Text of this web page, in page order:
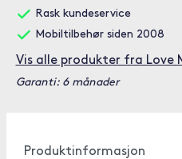
Rask kundeservice
Mobiltilbehør siden 2008
Vis alle produkter fra Love
Garanti: 6 månader
Produktinformasjon